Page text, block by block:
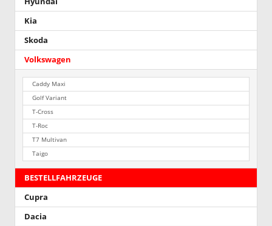
Kia
Skoda
Volkswagen
Caddy Maxi
Golf Variant
T-Cross
T-Roc
T7 Multivan
Taigo
BESTELLFAHRZEUGE
Cupra
Dacia